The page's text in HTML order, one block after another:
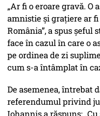
„Ar fi o eroare gravă. O
amnistie şi graţiere ar
România”, a spus şeful
face în cazul în care o
pe ordinea de zi
cum s-a întâmplat în
De asemenea, întrebat
referendumul privind